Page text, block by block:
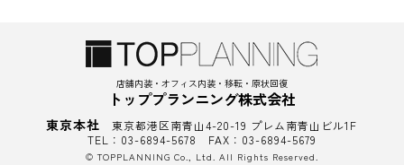
店舗内装・オフィス内装・移転・原状回復
トッププランニング株式会社
東京本社 東京都港区南青山4-20-19 プレム南青山ビル1F
TEL：03-6894-5678 FAX：03-6894-5679
© TOPPLANNING Co., Ltd. All Rights Reserved.